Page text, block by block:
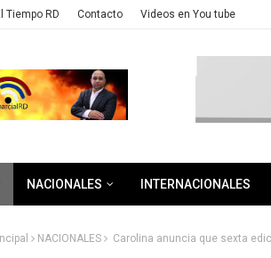
Tiempo RD Contacto Videos en You tube
NACIONALES INTERNACIONALES
NACIONALES
Carolina anuncia que sexta